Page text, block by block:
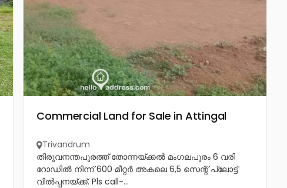
Commercial Land for Sale in Attingal
Trivandrum
തിരുവനന്തപുരത്ത് തോന്നയ്ക്കൽ മംഗലപുരം 6 വരി
റോഡിൽ നിന്ന് 600 മീറ്റർ അകലെ 6,5 സെന്റ് പ്ലോട്ട്
വിൽപ്പനയ്ക്ക്. Pls call-...